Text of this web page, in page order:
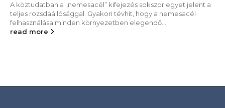
A köztudatban a „nemesacél” kifejezés sokszor egyet jelent a
teljes rozsdaállósággal. Gyakori tévhit, hogy a nemesacél
felhasználása minden környezetben elegendő...
read more